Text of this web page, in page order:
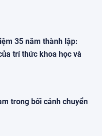
35 năm thành lập:
trí thức khoa học và
trong bối cảnh chuyển